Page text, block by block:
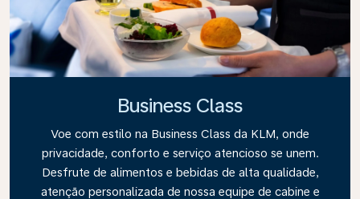
Business Class
Voe com estilo na Business Class da KLM, onde
privacidade, conforto e serviço atencioso se unem.
Desfrute de alimentos e bebidas de alta qualidade,
atenção personalizada de nossa equipe de cabine e